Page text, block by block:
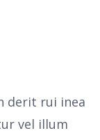
derit rui inea
vel illum